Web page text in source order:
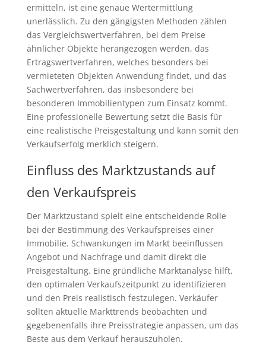
ermitteln, ist eine genaue Wertermittlung
unerlässlich. Zu den gängigsten Methoden zählen
das Vergleichswertverfahren, bei dem Preise
ähnlicher Objekte herangezogen werden, das
Ertragswertverfahren, welches besonders bei
vermieteten Objekten Anwendung findet, und das
Sachwertverfahren, das insbesondere bei
besonderen Immobilientypen zum Einsatz kommt.
Eine professionelle Bewertung setzt die Basis für
eine realistische Preisgestaltung und kann somit den
Verkaufserfolg merklich steigern.
Einfluss des Marktzustands auf
den Verkaufspreis
Der Marktzustand spielt eine entscheidende Rolle
bei der Bestimmung des Verkaufspreises einer
Immobilie. Schwankungen im Markt beeinflussen
Angebot und Nachfrage und damit direkt die
Preisgestaltung. Eine gründliche Marktanalyse hilft,
den optimalen Verkaufszeitpunkt zu identifizieren
und den Preis realistisch festzulegen. Verkäufer
sollten aktuelle Markttrends beobachten und
gegebenenfalls ihre Preisstrategie anpassen, um das
Beste aus dem Verkauf herauszuholen.